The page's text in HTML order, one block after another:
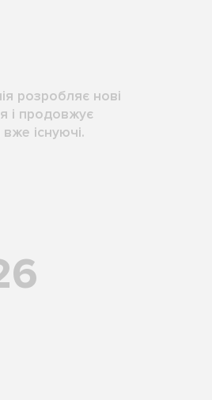
розробляє нові
і продовжує
існуючі.